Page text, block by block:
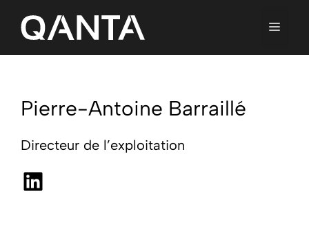
contenu
Pierre-Antoine Barraillé
Directeur de l’exploitation
LinkedIn